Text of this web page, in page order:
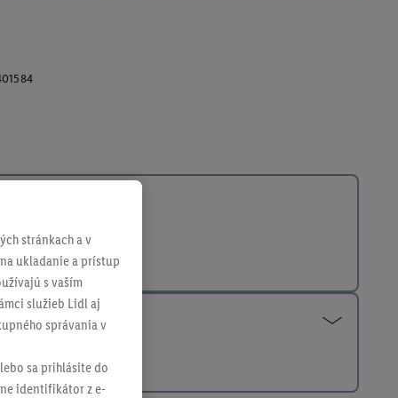
stránkach a v
ukladanie a prístup
s vaším
služieb Lidl aj
správania v
sa prihlásite do
identifikátor z e-